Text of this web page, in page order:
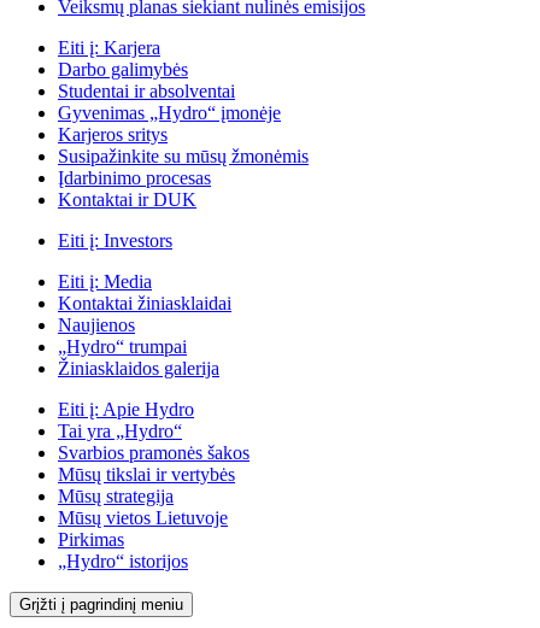
Veiksmų planas siekiant nulinės emisijos
Eiti į: Karjera
Darbo galimybės
Studentai ir absolventai
Gyvenimas „Hydro“ įmonėje
Karjeros sritys
Susipažinkite su mūsų žmonėmis
Įdarbinimo procesas
Kontaktai ir DUK
Eiti į: Investors
Eiti į: Media
Kontaktai žiniasklaidai
Naujienos
„Hydro“ trumpai
Žiniasklaidos galerija
Eiti į: Apie Hydro
Tai yra „Hydro“
Svarbios pramonės šakos
Mūsų tikslai ir vertybės
Mūsų strategija
Mūsų vietos Lietuvoje
Pirkimas
„Hydro“ istorijos
Grįžti į pagrindinį meniu